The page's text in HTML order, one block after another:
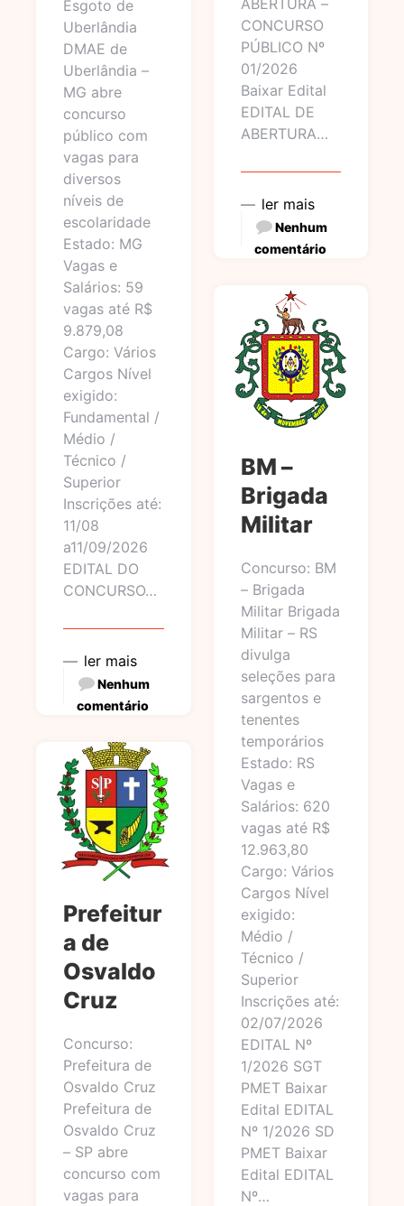
Esgoto de
Uberlândia
DMAE de
Uberlândia –
MG abre
concurso
público com
vagas para
diversos
níveis de
escolaridade
Estado: MG
Vagas e
Salários: 59
vagas até R$
9.879,08
Cargo: Vários
Cargos Nível
exigido:
Fundamental /
Médio /
Técnico /
Superior
Inscrições até:
11/08
a11/09/2026
EDITAL DO
CONCURSO…
ler mais
Nenhum
comentário
Prefeitur
a de
Osvaldo
Cruz
Concurso:
Prefeitura de
Osvaldo Cruz
Prefeitura de
Osvaldo Cruz
– SP abre
concurso com
vagas para
ABERTURA –
CONCURSO
PÚBLICO Nº
01/2026
Baixar Edital
EDITAL DE
ABERTURA…
ler mais
Nenhum
comentário
BM –
Brigada
Militar
Concurso: BM
– Brigada
Militar Brigada
Militar – RS
divulga
seleções para
sargentos e
tenentes
temporários
Estado: RS
Vagas e
Salários: 620
vagas até R$
12.963,80
Cargo: Vários
Cargos Nível
exigido:
Médio /
Técnico /
Superior
Inscrições até:
02/07/2026
EDITAL Nº
1/2026 SGT
PMET Baixar
Edital EDITAL
Nº 1/2026 SD
PMET Baixar
Edital EDITAL
Nº…